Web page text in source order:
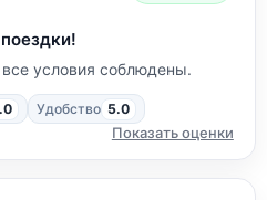
условия соблюдены.
Удобство 5.0
Показать оценки